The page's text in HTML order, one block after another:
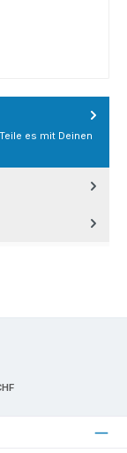
es mit Deinen